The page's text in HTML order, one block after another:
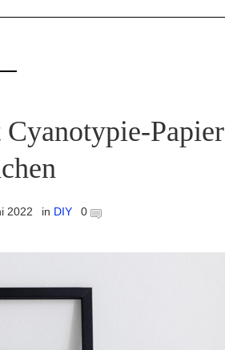
Papier
2022 in DIY 0